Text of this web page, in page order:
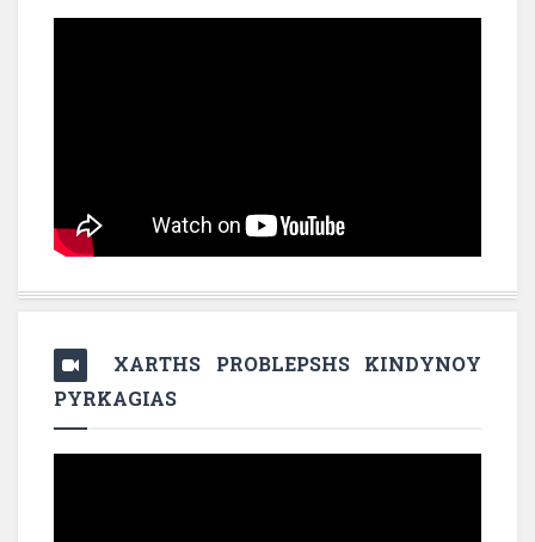
XARTHS PROBLEPSHS KINDYNOY
PYRKAGIAS